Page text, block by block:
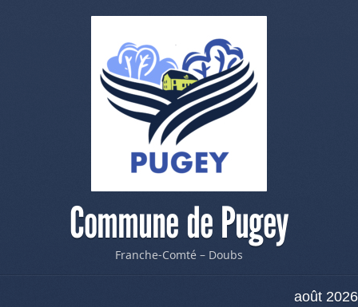
Commune de Pugey
Franche-Comté – Doubs
août 2026